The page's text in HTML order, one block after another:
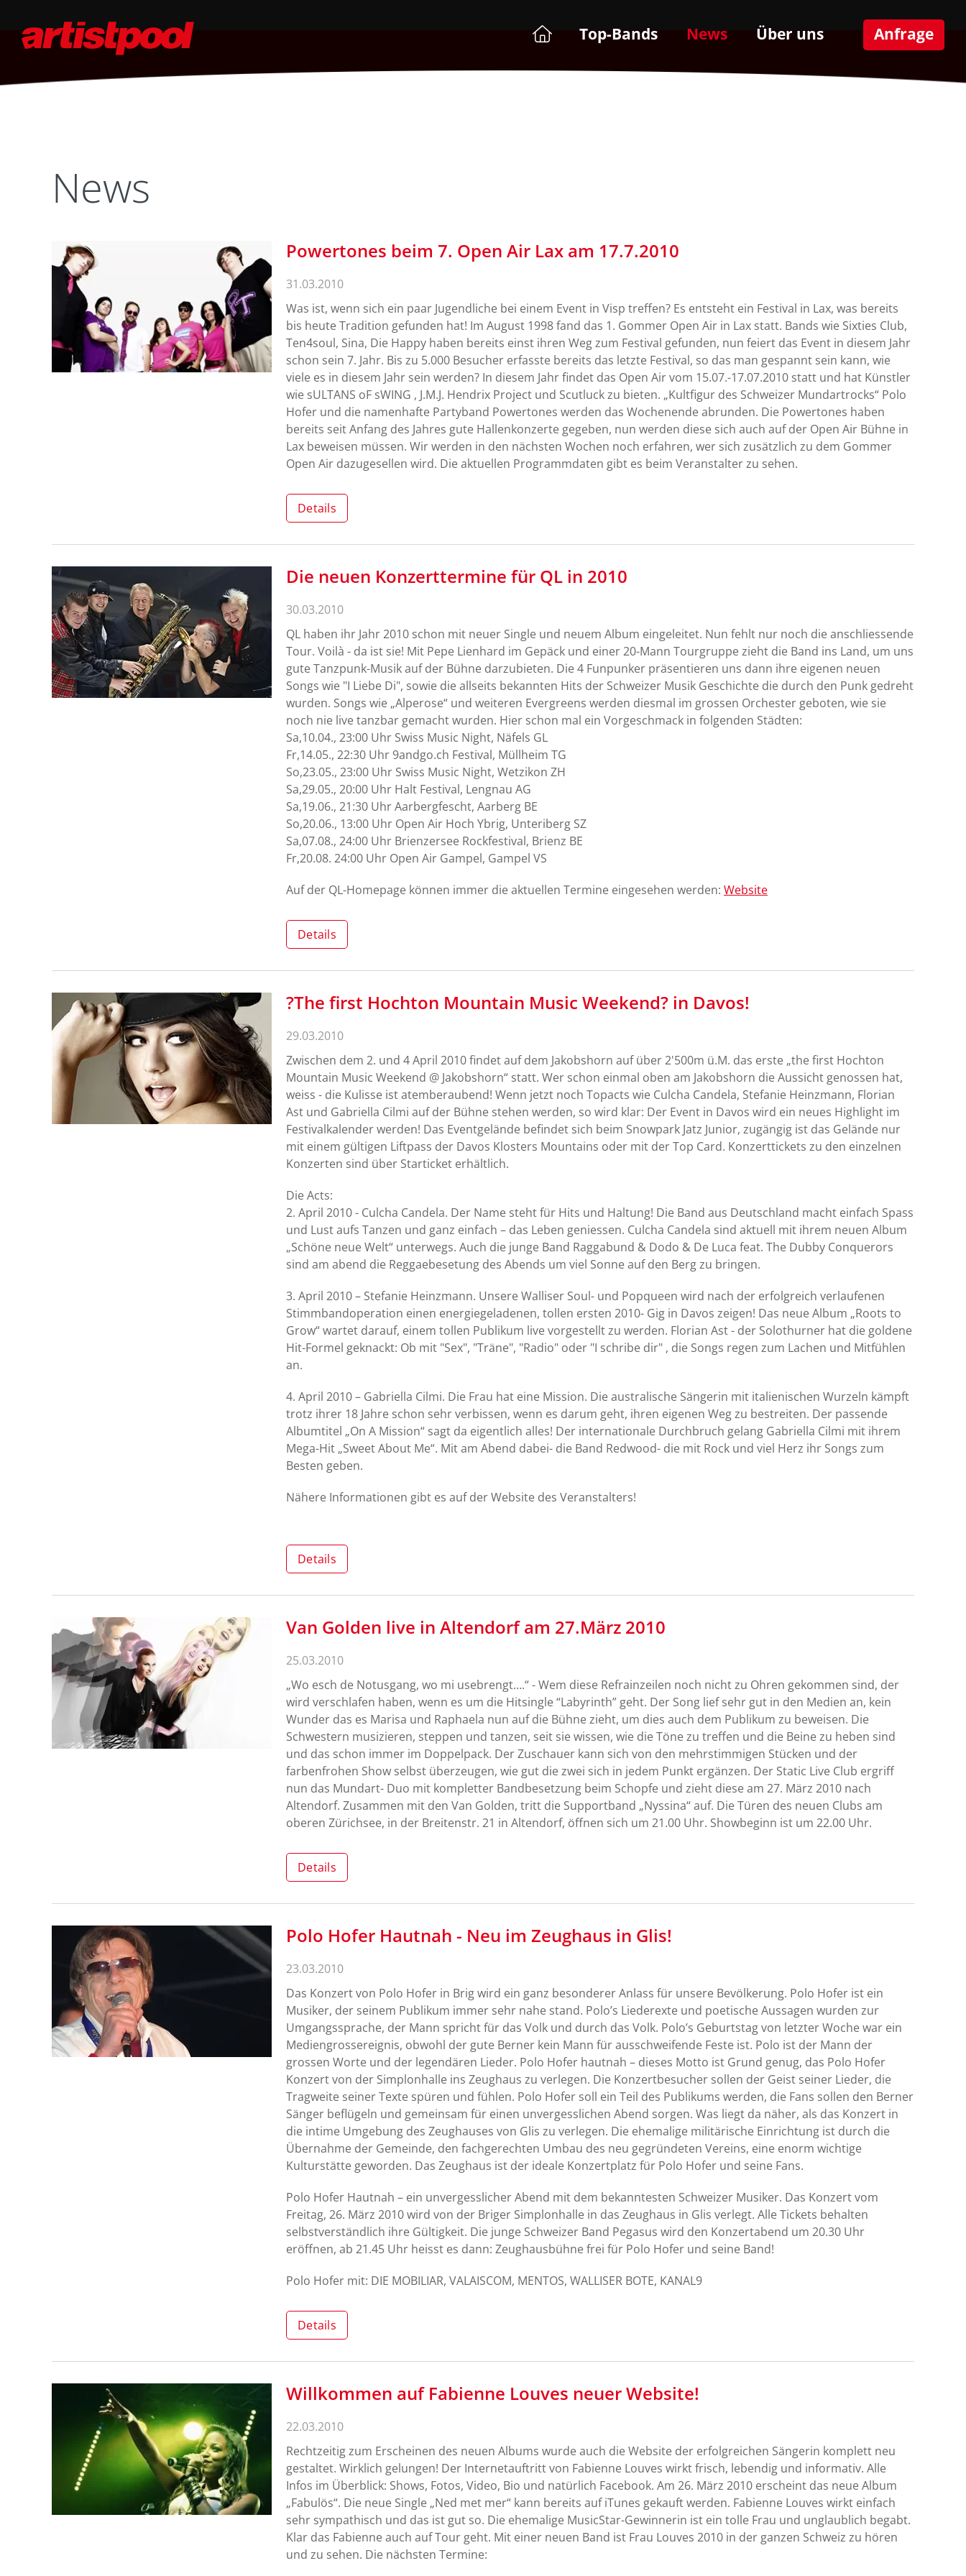
Top-Bands News Über uns Anfrage
News
Powertones beim 7. Open Air Lax am 17.7.2010
31.03.2010
Was ist, wenn sich ein paar Jugendliche bei einem Event in Visp treffen? Es entsteht ein Festival in Lax, was bereits
bis heute Tradition gefunden hat! Im August 1998 fand das 1. Gommer Open Air in Lax statt. Bands wie Sixties Club,
Ten4soul, Sina, Die Happy haben bereits einst ihren Weg zum Festival gefunden, nun feiert das Event in diesem Jahr
schon sein 7. Jahr. Bis zu 5.000 Besucher erfasste bereits das letzte Festival, so das man gespannt sein kann, wie
viele es in diesem Jahr sein werden? In diesem Jahr findet das Open Air vom 15.07.-17.07.2010 statt und hat Künstler
wie sULTANS oF sWING , J.M.J. Hendrix Project und Scutluck zu bieten. „Kultfigur des Schweizer Mundartrocks“ Polo
Hofer und die namenhafte Partyband Powertones werden das Wochenende abrunden. Die Powertones haben
bereits seit Anfang des Jahres gute Hallenkonzerte gegeben, nun werden diese sich auch auf der Open Air Bühne in
Lax beweisen müssen. Wir werden in den nächsten Wochen noch erfahren, wer sich zusätzlich zu dem Gommer
Open Air dazugesellen wird. Die aktuellen Programmdaten gibt es beim Veranstalter zu sehen.
Details
Die neuen Konzerttermine für QL in 2010
30.03.2010
QL haben ihr Jahr 2010 schon mit neuer Single und neuem Album eingeleitet. Nun fehlt nur noch die anschliessende
Tour. Voilà - da ist sie! Mit Pepe Lienhard im Gepäck und einer 20-Mann Tourgruppe zieht die Band ins Land, um uns
gute Tanzpunk-Musik auf der Bühne darzubieten. Die 4 Funpunker präsentieren uns dann ihre eigenen neuen
Songs wie "I Liebe Di", sowie die allseits bekannten Hits der Schweizer Musik Geschichte die durch den Punk gedreht
wurden. Songs wie „Alperose“ und weiteren Evergreens werden diesmal im grossen Orchester geboten, wie sie
noch nie live tanzbar gemacht wurden. Hier schon mal ein Vorgeschmack in folgenden Städten:
Sa,10.04., 23:00 Uhr Swiss Music Night, Näfels GL
Fr,14.05., 22:30 Uhr 9andgo.ch Festival, Müllheim TG
So,23.05., 23:00 Uhr Swiss Music Night, Wetzikon ZH
Sa,29.05., 20:00 Uhr Halt Festival, Lengnau AG
Sa,19.06., 21:30 Uhr Aarbergfescht, Aarberg BE
So,20.06., 13:00 Uhr Open Air Hoch Ybrig, Unteriberg SZ
Sa,07.08., 24:00 Uhr Brienzersee Rockfestival, Brienz BE
Fr,20.08. 24:00 Uhr Open Air Gampel, Gampel VS
Auf der QL-Homepage können immer die aktuellen Termine eingesehen werden: Website
Details
?The first Hochton Mountain Music Weekend? in Davos!
29.03.2010
Zwischen dem 2. und 4 April 2010 findet auf dem Jakobshorn auf über 2'500m ü.M. das erste „the first Hochton
Mountain Music Weekend @ Jakobshorn“ statt. Wer schon einmal oben am Jakobshorn die Aussicht genossen hat,
weiss - die Kulisse ist atemberaubend! Wenn jetzt noch Topacts wie Culcha Candela, Stefanie Heinzmann, Florian
Ast und Gabriella Cilmi auf der Bühne stehen werden, so wird klar: Der Event in Davos wird ein neues Highlight im
Festivalkalender werden! Das Eventgelände befindet sich beim Snowpark Jatz Junior, zugängig ist das Gelände nur
mit einem gültigen Liftpass der Davos Klosters Mountains oder mit der Top Card. Konzerttickets zu den einzelnen
Konzerten sind über Starticket erhältlich.
Die Acts:
2. April 2010 - Culcha Candela. Der Name steht für Hits und Haltung! Die Band aus Deutschland macht einfach Spass
und Lust aufs Tanzen und ganz einfach – das Leben geniessen. Culcha Candela sind aktuell mit ihrem neuen Album
„Schöne neue Welt“ unterwegs. Auch die junge Band Raggabund & Dodo & De Luca feat. The Dubby Conquerors
sind am abend die Reggaebesetung des Abends um viel Sonne auf den Berg zu bringen.
3. April 2010 – Stefanie Heinzmann. Unsere Walliser Soul- und Popqueen wird nach der erfolgreich verlaufenen
Stimmbandoperation einen energiegeladenen, tollen ersten 2010- Gig in Davos zeigen! Das neue Album „Roots to
Grow“ wartet darauf, einem tollen Publikum live vorgestellt zu werden. Florian Ast - der Solothurner hat die goldene
Hit-Formel geknackt: Ob mit "Sex", "Träne", "Radio" oder "I schribe dir" , die Songs regen zum Lachen und Mitfühlen
an.
4. April 2010 – Gabriella Cilmi. Die Frau hat eine Mission. Die australische Sängerin mit italienischen Wurzeln kämpft
trotz ihrer 18 Jahre schon sehr verbissen, wenn es darum geht, ihren eigenen Weg zu bestreiten. Der passende
Albumtitel „On A Mission“ sagt da eigentlich alles! Der internationale Durchbruch gelang Gabriella Cilmi mit ihrem
Mega-Hit „Sweet About Me“. Mit am Abend dabei- die Band Redwood- die mit Rock und viel Herz ihr Songs zum
Besten geben.
Nähere Informationen gibt es auf der Website des Veranstalters!
Details
Van Golden live in Altendorf am 27.März 2010
25.03.2010
„Wo esch de Notusgang, wo mi usebrengt….“ - Wem diese Refrainzeilen noch nicht zu Ohren gekommen sind, der
wird verschlafen haben, wenn es um die Hitsingle “Labyrinth” geht. Der Song lief sehr gut in den Medien an, kein
Wunder das es Marisa und Raphaela nun auf die Bühne zieht, um dies auch dem Publikum zu beweisen. Die
Schwestern musizieren, steppen und tanzen, seit sie wissen, wie die Töne zu treffen und die Beine zu heben sind
und das schon immer im Doppelpack. Der Zuschauer kann sich von den mehrstimmigen Stücken und der
farbenfrohen Show selbst überzeugen, wie gut die zwei sich in jedem Punkt ergänzen. Der Static Live Club ergriff
nun das Mundart- Duo mit kompletter Bandbesetzung beim Schopfe und zieht diese am 27. März 2010 nach
Altendorf. Zusammen mit den Van Golden, tritt die Supportband „Nyssina“ auf. Die Türen des neuen Clubs am
oberen Zürichsee, in der Breitenstr. 21 in Altendorf, öffnen sich um 21.00 Uhr. Showbeginn ist um 22.00 Uhr.
Details
Polo Hofer Hautnah - Neu im Zeughaus in Glis!
23.03.2010
Das Konzert von Polo Hofer in Brig wird ein ganz besonderer Anlass für unsere Bevölkerung. Polo Hofer ist ein
Musiker, der seinem Publikum immer sehr nahe stand. Polo’s Liederexte und poetische Aussagen wurden zur
Umgangssprache, der Mann spricht für das Volk und durch das Volk. Polo’s Geburtstag von letzter Woche war ein
Mediengrossereignis, obwohl der gute Berner kein Mann für ausschweifende Feste ist. Polo ist der Mann der
grossen Worte und der legendären Lieder. Polo Hofer hautnah – dieses Motto ist Grund genug, das Polo Hofer
Konzert von der Simplonhalle ins Zeughaus zu verlegen. Die Konzertbesucher sollen der Geist seiner Lieder, die
Tragweite seiner Texte spüren und fühlen. Polo Hofer soll ein Teil des Publikums werden, die Fans sollen den Berner
Sänger beflügeln und gemeinsam für einen unvergesslichen Abend sorgen. Was liegt da näher, als das Konzert in
die intime Umgebung des Zeughauses von Glis zu verlegen. Die ehemalige militärische Einrichtung ist durch die
Übernahme der Gemeinde, den fachgerechten Umbau des neu gegründeten Vereins, eine enorm wichtige
Kulturstätte geworden. Das Zeughaus ist der ideale Konzertplatz für Polo Hofer und seine Fans.
Polo Hofer Hautnah – ein unvergesslicher Abend mit dem bekanntesten Schweizer Musiker. Das Konzert vom
Freitag, 26. März 2010 wird von der Briger Simplonhalle in das Zeughaus in Glis verlegt. Alle Tickets behalten
selbstverständlich ihre Gültigkeit. Die junge Schweizer Band Pegasus wird den Konzertabend um 20.30 Uhr
eröffnen, ab 21.45 Uhr heisst es dann: Zeughausbühne frei für Polo Hofer und seine Band!
Polo Hofer mit: DIE MOBILIAR, VALAISCOM, MENTOS, WALLISER BOTE, KANAL9
Details
Willkommen auf Fabienne Louves neuer Website!
22.03.2010
Rechtzeitig zum Erscheinen des neuen Albums wurde auch die Website der erfolgreichen Sängerin komplett neu
gestaltet. Wirklich gelungen! Der Internetauftritt von Fabienne Louves wirkt frisch, lebendig und informativ. Alle
Infos im Überblick: Shows, Fotos, Video, Bio und natürlich Facebook. Am 26. März 2010 erscheint das neue Album
„Fabulös“. Die neue Single „Ned met mer“ kann bereits auf iTunes gekauft werden. Fabienne Louves wirkt einfach
sehr sympathisch und das ist gut so. Die ehemalige MusicStar-Gewinnerin ist ein tolle Frau und unglaublich begabt.
Klar das Fabienne auch auf Tour geht. Mit einer neuen Band ist Frau Louves 2010 in der ganzen Schweiz zu hören
und zu sehen. Die nächsten Termine: